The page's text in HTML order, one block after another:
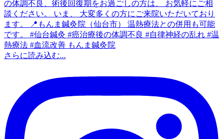
さらに読み込む...